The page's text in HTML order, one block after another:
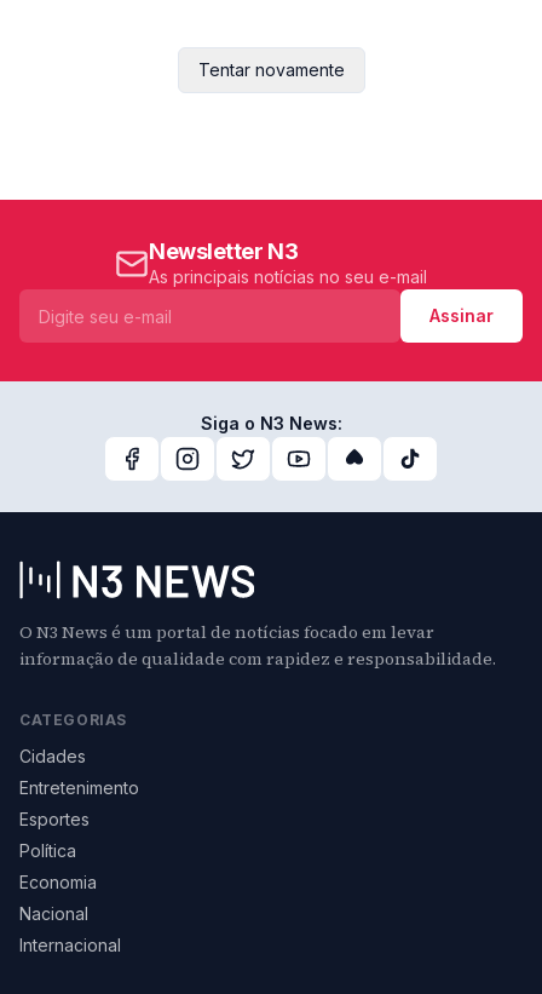
Tentar novamente
Newsletter N3
As principais notícias no seu e-mail
Assinar
Siga o N3 News:
O N3 News é um portal de notícias focado em levar
informação de qualidade com rapidez e responsabilidade.
CATEGORIAS
Cidades
Entretenimento
Esportes
Política
Economia
Nacional
Internacional